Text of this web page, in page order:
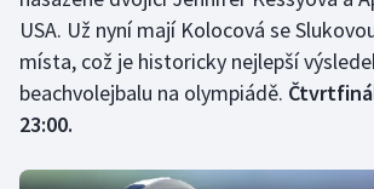
Plavání
Plážový volejbal
Ragby
USA. Už nyní mají Kolocová se
místa, což je historicky nejlepší
beachvolejbalu na olympiádě.
23:00.